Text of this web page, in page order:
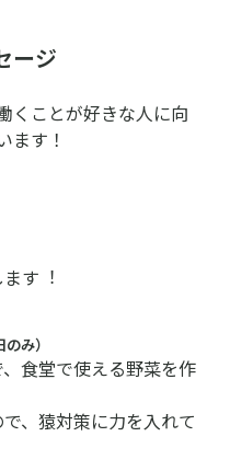
ージ
くことが好きな人に向
ます！
す︕
み）
⾷堂で使える野菜を作
、猿対策に⼒を⼊れて